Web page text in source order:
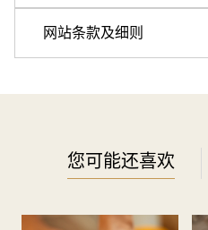
2026年8月18日至2026年9
2026年9月18日至2026年9月
料」输入与所属会籍登记一致
会员优惠：必须先成功注
可购买指定产品并享有会员优
款月饼礼盒，即可享大量订购
17 日)
501 - 800盒：HK$198/盒
网站条款及细则
亨邨分店领取，或以挂号邮件
货，即可减免 $35 运费。 （
且不可与其他优惠同时使用。）
7 个工作日内寄出。但不排
您可能还喜欢